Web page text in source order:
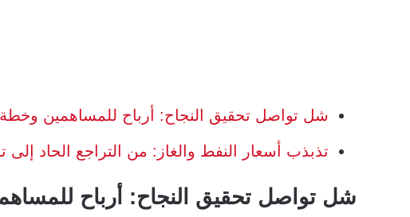
شل تواصل تحقيق النجاح: أرباح للمساهمين
تذبذب أسعار النفط والغاز: من التراجع الحاد
شل تواصل تحقيق النجاح: أرباح